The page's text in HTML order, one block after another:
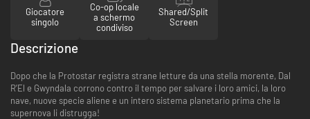
Giocatore
singolo
Co-op locale
a schermo
condiviso
Shared/Split
Screen
Descrizione
Dopo che la Protostar registra strane letture da una stella morente, Dal
R’El e Gwyndala corrono contro il tempo per salvare i loro amici, la loro
nave, nuove specie aliene e un intero sistema planetario prima che la
supernova li distrugga!